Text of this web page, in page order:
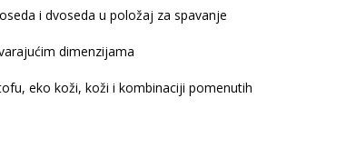
i dvoseda u položaj za spavanje
dimenzijama
eko koži, koži i kombinaciji pomenutih